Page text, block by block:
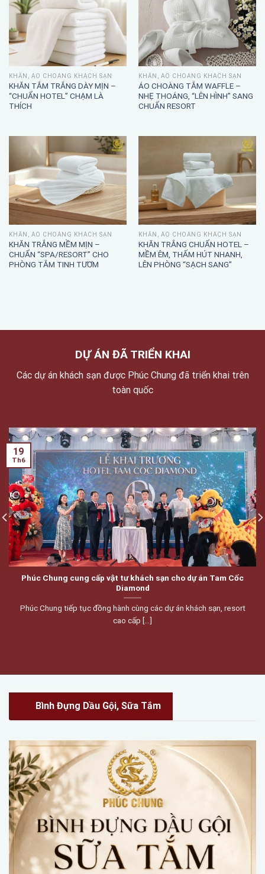
KHĂN, ÁO CHOÀNG KHÁCH SẠN
KHĂN TẮM TRẮNG DÀY MỊN –
“CHUẨN HOTEL” CHẠM LÀ
THÍCH
KHĂN, ÁO CHOÀNG KHÁCH SẠN
ÁO CHOÀNG TẮM WAFFLE –
NHẸ THOÁNG, “LÊN HÌNH” SANG
CHUẨN RESORT
KHĂN, ÁO CHOÀNG KHÁCH SẠN
KHĂN TRẮNG MỀM MỊN –
CHUẨN “SPA/RESORT” CHO
PHÒNG TẮM TINH TƯƠM
KHĂN, ÁO CHOÀNG KHÁCH SẠN
KHĂN TRẮNG CHUẨN HOTEL –
MỀM ÊM, THẤM HÚT NHANH,
LÊN PHÒNG “SẠCH SANG”
DỰ ÁN ĐÃ TRIỂN KHAI
Các dự án khách sạn được Phúc Chung đã triển khai trên
toàn quốc
Phúc Chung cung cấp vật tư khách sạn cho dự án Tam Cốc
Diamond
Phúc Chung tiếp tục đồng hành cùng các dự án khách sạn, resort
cao cấp [...]
19
Th6
Bình Đựng Dầu Gội, Sữa Tắm